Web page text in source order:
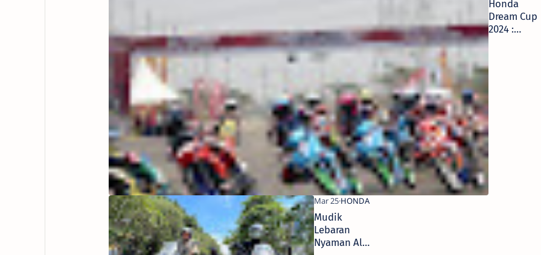
Honda
Dream Cup
2024 :
Arena
Balap
Pecinta
Balap
Honda di
Indonesia
Mudik
Lebaran
Nyaman Ala